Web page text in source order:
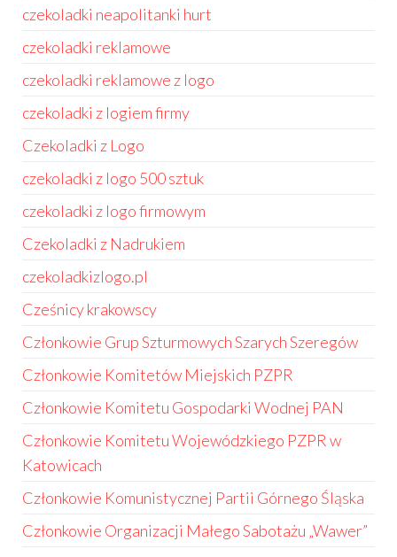
czekoladki neapolitanki hurt
czekoladki reklamowe
czekoladki reklamowe z logo
czekoladki z logiem firmy
Czekoladki z Logo
czekoladki z logo 500 sztuk
czekoladki z logo firmowym
Czekoladki z Nadrukiem
czekoladkizlogo.pl
Cześnicy krakowscy
Członkowie Grup Szturmowych Szarych Szeregów
Członkowie Komitetów Miejskich PZPR
Członkowie Komitetu Gospodarki Wodnej PAN
Członkowie Komitetu Wojewódzkiego PZPR w
Katowicach
Członkowie Komunistycznej Partii Górnego Śląska
Członkowie Organizacji Małego Sabotażu „Wawer”